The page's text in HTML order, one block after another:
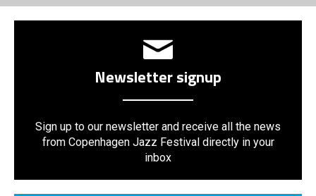
Newsletter signup
Sign up to our newsletter and receive all the news
from Copenhagen Jazz Festival directly in your
inbox